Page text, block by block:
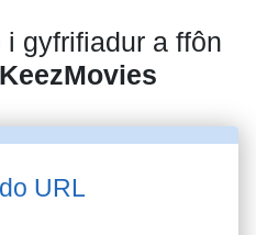
gyfrifiadur a ffôn
KeezMovies
URL